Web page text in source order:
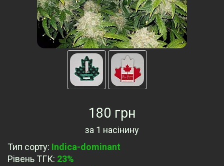
180 грн
за 1 насінину
Тип сорту: Indica-dominant
Рівень ТГК: 23%